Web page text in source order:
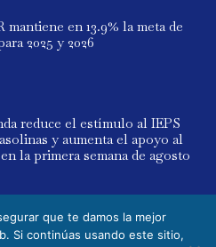
mantiene en 13.9% la meta de
2025 y 2026
reduce el estímulo al IEPS
y aumenta el apoyo al
la primera semana de agosto
que te damos la mejor
Si continúas usando este sitio,